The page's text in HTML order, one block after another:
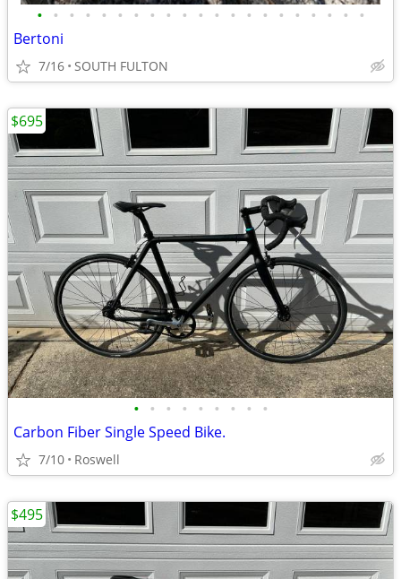
• • • • • • • • • • • • • • • • • • • • •
Bertoni
7/16 SOUTH FULTON
• • • • • • • • •
Carbon Fiber Single Speed Bike.
7/10 Roswell
$695
$495